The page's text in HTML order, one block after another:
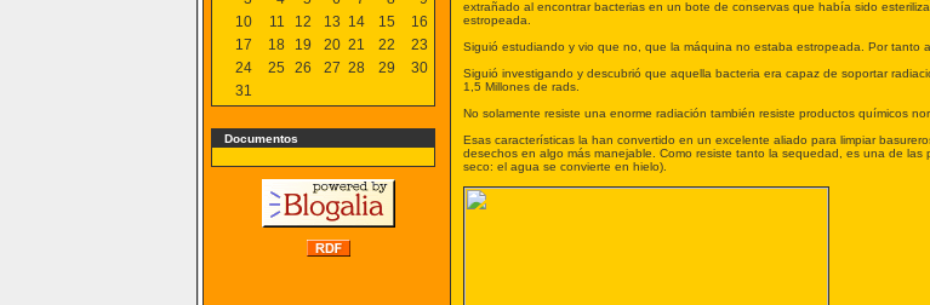
10
11 12 13 14 15
16
17
18 19 20 21 22
23
24
25 26 27 28 29
30
31
Documentos
extrañado al encontrar bacterias en un bote de conservas que había sido
estropeada.
Siguió estudiando y vio que no, que la máquina no estaba estropeada. Por tanto
Siguió investigando y descubrió que aquella bacteria era capaz de soportar
1,5 Millones de rads.
No solamente resiste una enorme radiación también resiste productos químicos
Esas características la han convertido en un excelente aliado para limpiar
desechos en algo más manejable. Como resiste tanto la sequedad, es una de
seco: el agua se convierte en hielo).